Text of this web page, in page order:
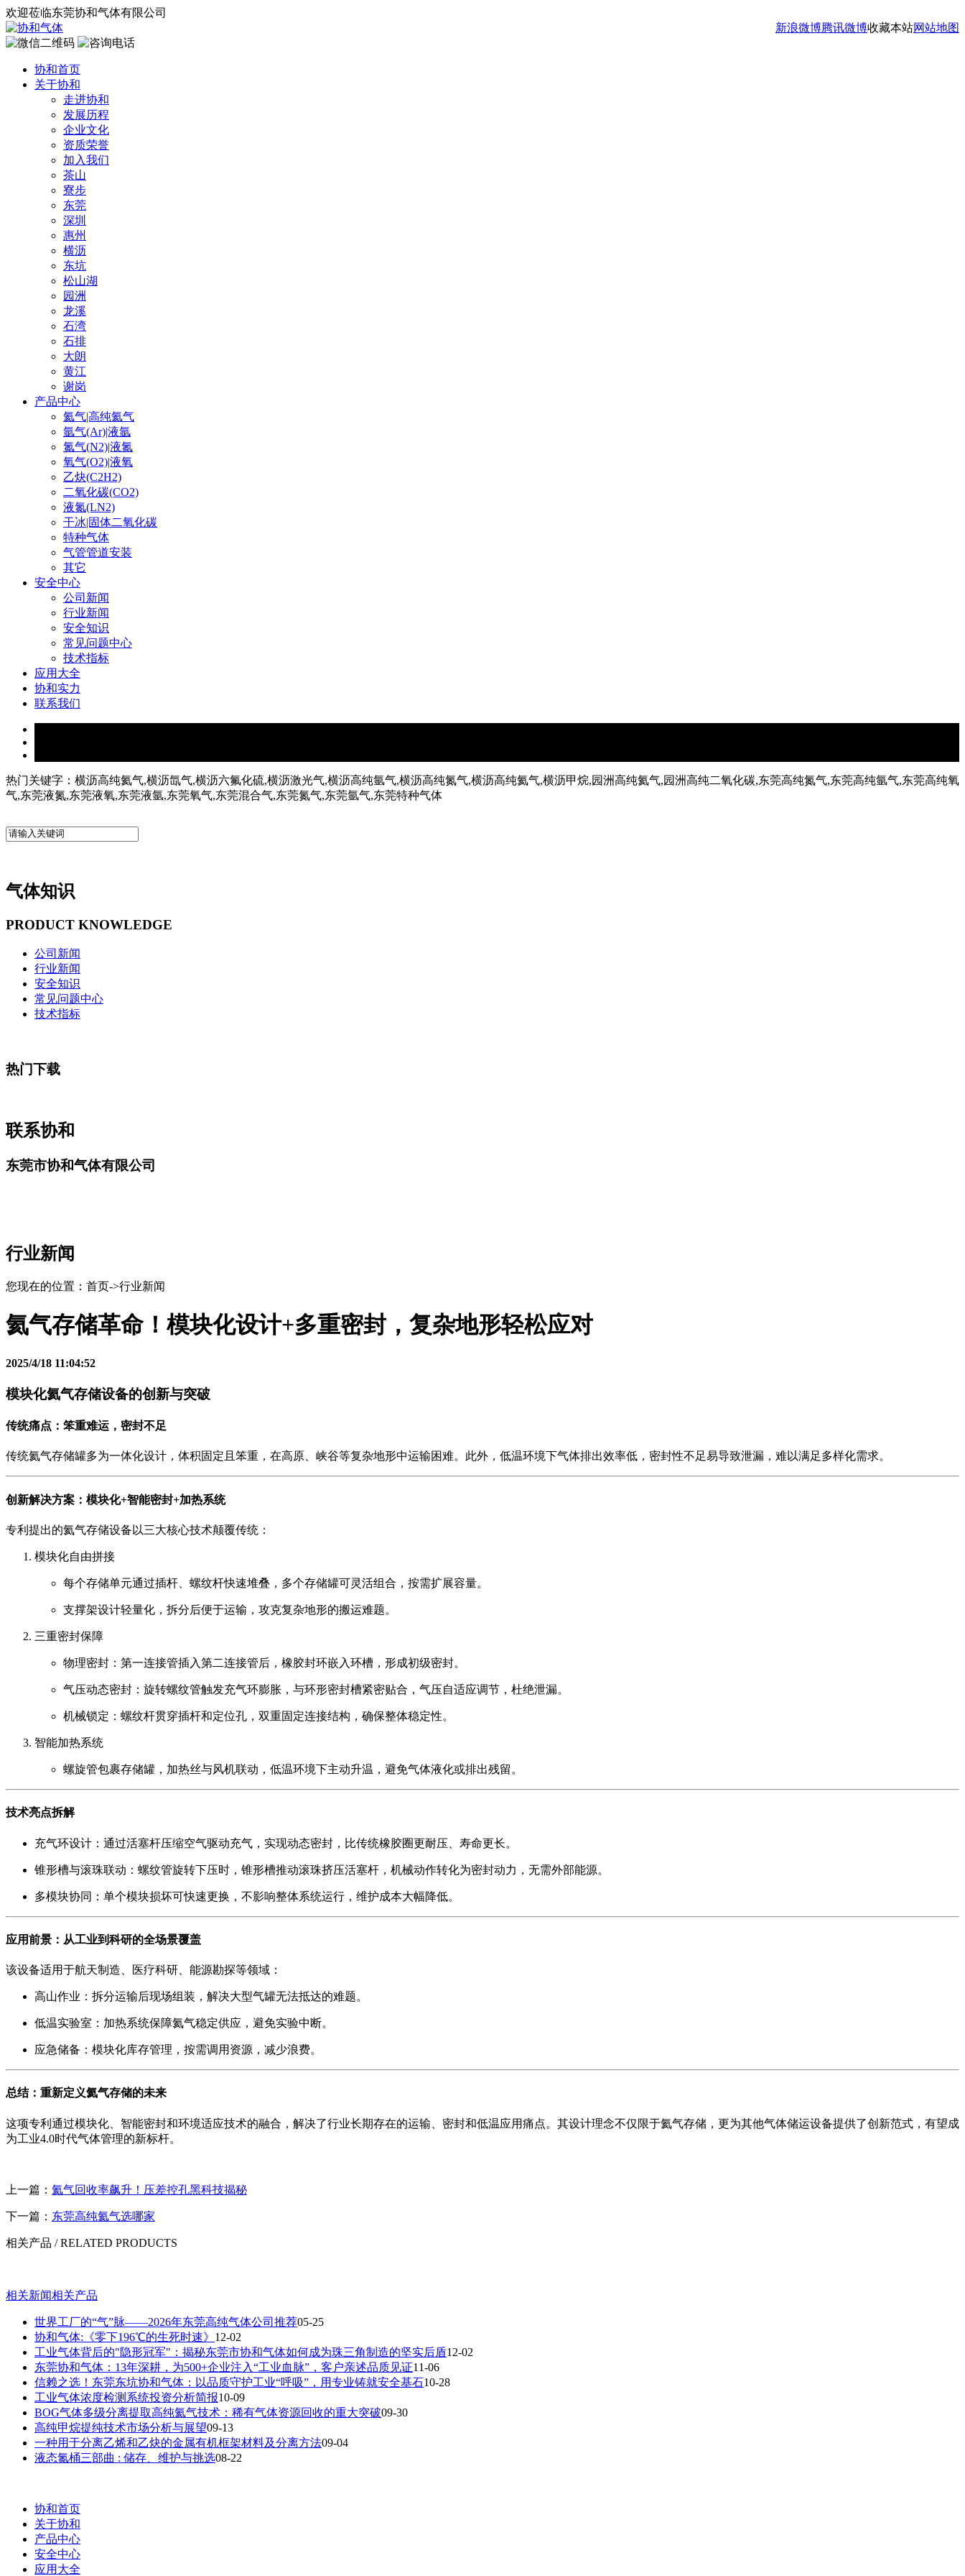
欢迎莅临东莞协和气体有限公司
新浪微博腾讯微博收藏本站网站地图
协和首页
关于协和
走进协和
发展历程
企业文化
资质荣誉
加入我们
茶山
寮步
东莞
深圳
惠州
横沥
东坑
松山湖
园洲
龙溪
石湾
石排
大朗
黄江
谢岗
产品中心
氦气|高纯氦气
氩气(Ar)|液氩
氮气(N2)|液氮
氧气(O2)|液氧
乙炔(C2H2)
二氧化碳(CO2)
液氮(LN2)
干冰|固体二氧化碳
特种气体
气管管道安装
其它
安全中心
公司新闻
行业新闻
安全知识
常见问题中心
技术指标
应用大全
协和实力
联系我们
热门关键字：横沥高纯氦气,横沥氙气,横沥六氟化硫,横沥激光气,横沥高纯氩气,横沥高纯氮气,横沥高纯氦气,横沥甲烷,园洲高纯氦气,园洲高纯二氧化碳,东莞高纯氮气,东莞高纯氩气,东莞高纯氧
气,东莞液氮,东莞液氧,东莞液氩,东莞氧气,东莞混合气,东莞氮气,东莞氩气,东莞特种气体
气体知识
PRODUCT KNOWLEDGE
公司新闻
行业新闻
安全知识
常见问题中心
技术指标
热门下载
联系协和
东莞市协和气体有限公司
行业新闻
您现在的位置：首页->行业新闻
氦气存储革命！模块化设计+多重密封，复杂地形轻松应对
2025/4/18 11:04:52
模块化氦气存储设备的创新与突破
传统痛点：笨重难运，密封不足
传统氦气存储罐多为一体化设计，体积固定且笨重，在高原、峡谷等复杂地形中运输困难。此外，低温环境下气体排出效率低，密封性不足易导致泄漏，难以满足多样化需求。
创新解决方案：模块化+智能密封+加热系统
专利提出的氦气存储设备以三大核心技术颠覆传统：
模块化自由拼接
每个存储单元通过插杆、螺纹杆快速堆叠，多个存储罐可灵活组合，按需扩展容量。
支撑架设计轻量化，拆分后便于运输，攻克复杂地形的搬运难题。
三重密封保障
物理密封 ：第一连接管插入第二连接管后，橡胶封环嵌入环槽，形成初级密封。
气压动态密封 ：旋转螺纹管触发充气环膨胀，与环形密封槽紧密贴合，气压自适应调节，杜绝泄漏。
机械锁定 ：螺纹杆贯穿插杆和定位孔，双重固定连接结构，确保整体稳定性。
智能加热系统
螺旋管包裹存储罐，加热丝与风机联动，低温环境下主动升温，避免气体液化或排出残留。
技术亮点拆解
充气环设计 ：通过活塞杆压缩空气驱动充气，实现动态密封，比传统橡胶圈更耐压、寿命更长。
锥形槽与滚珠联动 ：螺纹管旋转下压时，锥形槽推动滚珠挤压活塞杆，机械动作转化为密封动力，无需外部能源。
多模块协同 ：单个模块损坏可快速更换，不影响整体系统运行，维护成本大幅降低。
应用前景：从工业到科研的全场景覆盖
该设备适用于航天制造、医疗科研、能源勘探等领域：
高山作业 ：拆分运输后现场组装，解决大型气罐无法抵达的难题。
低温实验室 ：加热系统保障氦气稳定供应，避免实验中断。
应急储备 ：模块化库存管理，按需调用资源，减少浪费。
总结：重新定义氦气存储的未来
这项专利通过模块化、智能密封和环境适应技术的融合，解决了行业长期存在的运输、密封和低温应用痛点。其设计理念不仅限于氦气存储，更为其他气体储运设备提供了创新范式，有望成
为工业4.0时代气体管理的新标杆。
上一篇： 氦气回收率飙升！压差控孔黑科技揭秘
下一篇： 东莞高纯氦气选哪家
相关产品 / RELATED PRODUCTS
相关新闻相关产品
世界工厂的“气”脉——2026年东莞高纯气体公司推荐05-25
协和气体:《零下196℃的生死时速》 12-02
工业气体背后的"隐形冠军"：揭秘东莞市协和气体如何成为珠三角制造的坚实后盾12-02
东莞协和气体：13年深耕，为500+企业注入“工业血脉”，客户亲述品质见证11-06
信赖之选！东莞东坑协和气体：以品质守护工业“呼吸”，用专业铸就安全基石10-28
工业气体浓度检测系统投资分析简报10-09
BOG气体多级分离提取高纯氦气技术：稀有气体资源回收的重大突破09-30
高纯甲烷提纯技术市场分析与展望09-13
一种用于分离乙烯和乙炔的金属有机框架材料及分离方法09-04
液态氮桶三部曲 : 储存、维护与挑选08-22
协和首页
关于协和
产品中心
安全中心
应用大全